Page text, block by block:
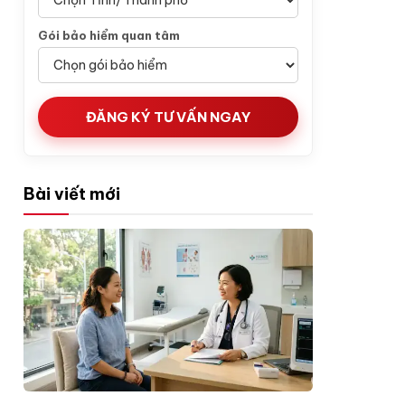
Gói bảo hiểm quan tâm
ĐĂNG KÝ TƯ VẤN NGAY
Bài viết mới